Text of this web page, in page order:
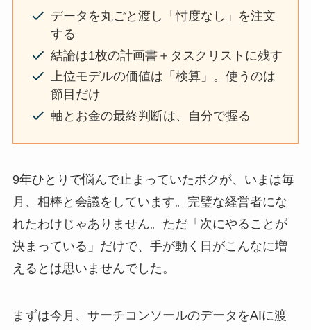
データを丸ごと渡し「忖度なし」を注文
する
結論は1枚の計画書＋タスクリストに残す
上位モデルの価値は「検算」。使うのは
節目だけ
軸とお金の最終判断は、自分で握る
9年ひとりで悩んで止まっていたボクが、いまは毎
月、相棒と会議をしています。完璧な経営者にな
れたわけじゃありません。ただ「次にやることが
決まっている」だけで、手が動く日がこんなに増
えるとは思いませんでした。
まずは今月、サーチコンソールのデータをAIに渡